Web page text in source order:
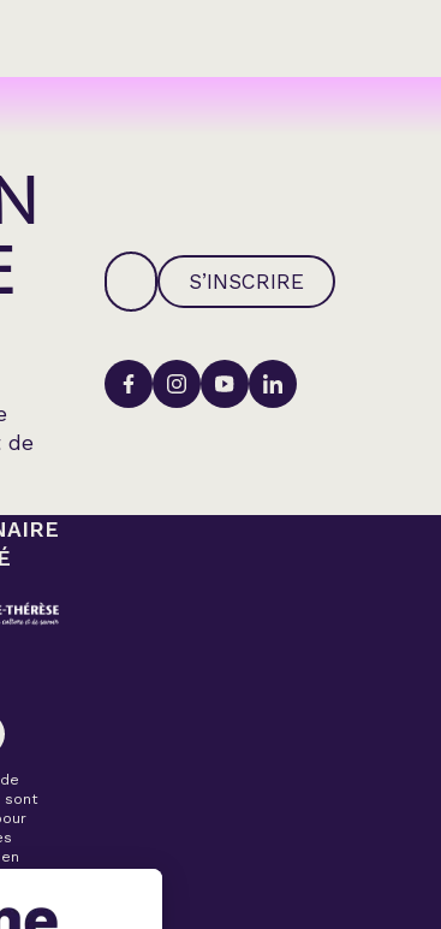
de
S’INSCRIRE
sont
aviser